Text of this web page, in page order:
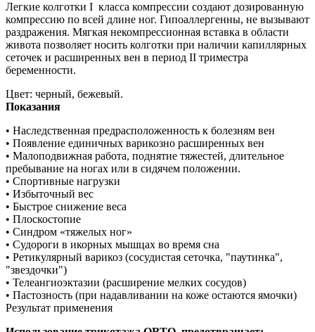
Легкие колготки I класса компрессии создают дозированную
компрессию по всей длине ног. Гипоаллергенны, не вызывают
раздражения. Мягкая некомпрессионная вставка в области
живота позволяет носить колготки при наличии капиллярных
сеточек и расширенных вен в период II триместра
беременности.
Цвет: черный, бежевый.
Показания
• Наследственная предрасположенность к болезням вен
• Появление единичных варикозно расширенных вен
• Малоподвижная работа, поднятие тяжестей, длительное
пребывание на ногах или в сидячем положении.
• Спортивные нагрузки
• Избыточный вес
• Быстрое снижение веса
• Плоскостопие
• Синдром «тяжелых ног»
• Судороги в икорных мышцах во время сна
• Ретикулярный варикоз (сосудистая сеточка, "паутинка",
"звездочки")
• Телеангиоэктазии (расширение мелких сосудов)
• Пастозность (при надавливании на коже остаются ямочки)
Результат применения